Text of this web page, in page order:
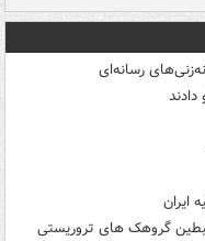
رسانه‌ای
ایران